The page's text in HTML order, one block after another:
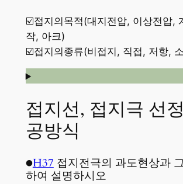
☑️접지의목적(대지전압, 이상전압,
작, 아크)
☑️접지의종류(비접지, 직접, 저항,
접지선, 접지극 선
공방식
●H37 접지전극의 과도현상과
하여 설명하시오